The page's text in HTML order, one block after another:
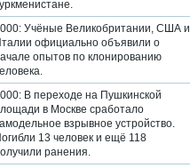
Учёные Великобритании, США и
официально объявили о
опытов по клонированию
В переходе на Пушкинской
в Москве сработало
взрывное устройство.
13 человек и ещё 118
ранения.